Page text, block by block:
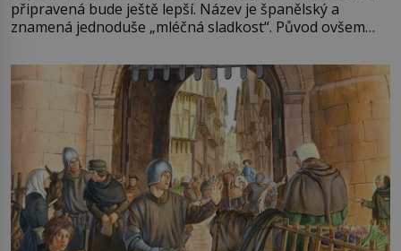
připravená bude ještě lepší. Název je španělský a
znamená jednoduše „mléčná sladkost“. Původ ovšem
pře hned několik latinskoamerických zemí a k tomu
Francie, kde se traduje,